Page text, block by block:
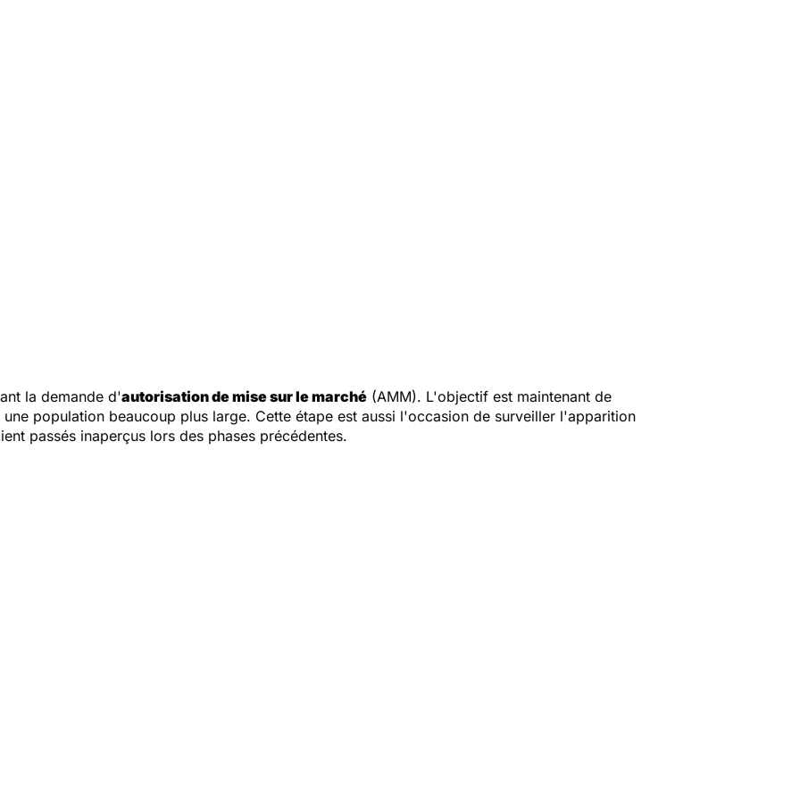
la demande d'autorisation de mise sur le marché (AMM). L'objectif est maintenant de
population beaucoup plus large. Cette étape est aussi l'occasion de surveiller l'apparition
passés inaperçus lors des phases précédentes.